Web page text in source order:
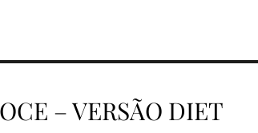
– VERSÃO DIET